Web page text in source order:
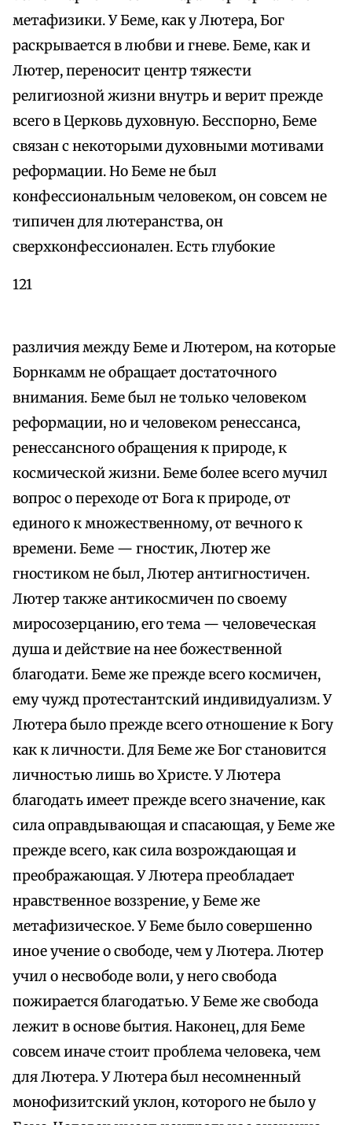
метафизики. У Беме, как у Лютера, Бог
раскрывается в любви и гневе. Беме, как и
Лютер, переносит центр тяжести
религиозной жизни внутрь и верит прежде
всего в Церковь духовную. Бесспорно, Беме
связан с некоторыми духовными мотивами
реформации. Но Беме не был
конфессиональным человеком, он совсем не
типичен для лютеранства, он
сверхконфессионален. Есть глубокие
121
различия между Беме и Лютером, на которые
Борнкамм не обращает достаточного
внимания. Беме был не только человеком
реформации, но и человеком ренессанса,
ренессансного обращения к природе, к
космической жизни. Беме более всего мучил
вопрос о переходе от Бога к природе, от
единого к множественному, от вечного к
времени. Беме — гностик, Лютер же
гностиком не был, Лютер антигностичен.
Лютер также антикосмичен по своему
миросозерцанию, его тема — человеческая
душа и действие на нее божественной
благодати. Беме же прежде всего космичен,
ему чужд протестантский индивидуализм. У
Лютера было прежде всего отношение к Богу
как к личности. Для Беме же Бог становится
личностью лишь во Христе. У Лютера
благодать имеет прежде всего значение, как
сила оправдывающая и спасающая, у Беме же
прежде всего, как сила возрождающая и
преображающая. У Лютера преобладает
нравственное воззрение, у Беме же
метафизическое. У Беме было совершенно
иное учение о свободе, чем у Лютера. Лютер
учил о несвободе воли, у него свобода
пожирается благодатью. У Беме же свобода
лежит в основе бытия. Наконец, для Беме
совсем иначе стоит проблема человека, чем
для Лютера. У Лютера был несомненный
монофизитский уклон, которого не было у